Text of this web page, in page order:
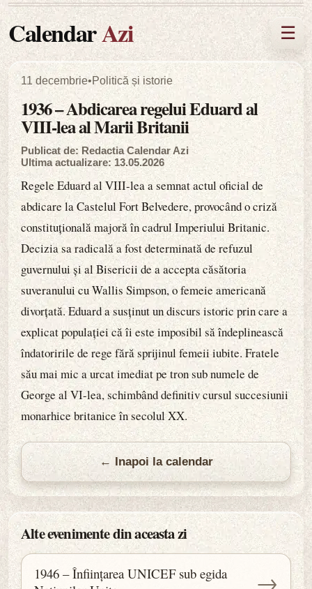
CalendarAzi ☰
11 decembrie•Politică și istorie
1936 – Abdicarea regelui Eduard al
VIII-lea al Marii Britanii
Publicat de: Redactia Calendar Azi
Ultima actualizare: 13.05.2026
Regele Eduard al VIII-lea a semnat actul oficial de
abdicare la Castelul Fort Belvedere, provocând o criză
constituțională majoră în cadrul Imperiului Britanic.
Decizia sa radicală a fost determinată de refuzul
guvernului și al Bisericii de a accepta căsătoria
suveranului cu Wallis Simpson, o femeie americană
divorțată. Eduard a susținut un discurs istoric prin care a
explicat populației că îi este imposibil să îndeplinească
îndatoririle de rege fără sprijinul femeii iubite. Fratele
său mai mic a urcat imediat pe tron sub numele de
George al VI-lea, schimbând definitiv cursul succesiunii
monarhice britanice în secolul XX.
← Inapoi la calendar
Alte evenimente din aceasta zi
1946 – Înființarea UNICEF sub egida
→